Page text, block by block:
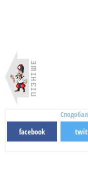
facebook